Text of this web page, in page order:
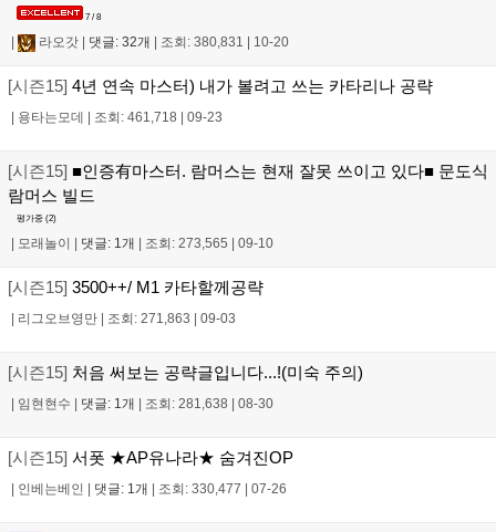
7 / 8
| 라오갓 | 댓글: 32개 | 조회: 380,831 | 10-20
[시즌15] 4년 연속 마스터) 내가 볼려고 쓰는 카타리나 공략
| 용타는모데 | 조회: 461,718 | 09-23
[시즌15] ■인증有마스터. 람머스는 현재 잘못 쓰이고 있다■ 문도식
람머스 빌드
평가중 (2)
모래놀이 댓글: 1개 조회: 273,565 09-10
[시즌15] 3500++/ M1 카타할께공략
리그오브영만 조회: 271,863 09-03
[시즌15] 처음 써보는 공략글입니다...!(미숙 주의)
임현현수 댓글: 1개 조회: 281,638 08-30
[시즌15] 서폿 ★AP유나라★ 숨겨진OP
인베는베인 댓글: 1개 조회: 330,477 07-26